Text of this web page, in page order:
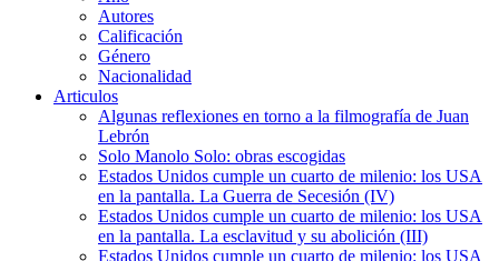
Autores
Calificación
Género
Nacionalidad
Articulos
Algunas reflexiones en torno a la filmografía de Juan
Lebrón
Solo Manolo Solo: obras escogidas
Estados Unidos cumple un cuarto de milenio: los USA
en la pantalla. La Guerra de Secesión (IV)
Estados Unidos cumple un cuarto de milenio: los USA
en la pantalla. La esclavitud y su abolición (III)
Estados Unidos cumple un cuarto de milenio: los USA